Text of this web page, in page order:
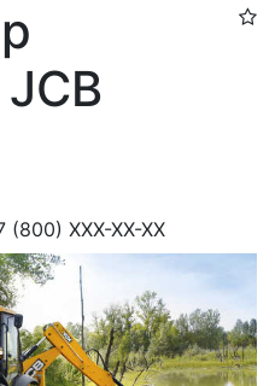
(800) XXX-XX-XX